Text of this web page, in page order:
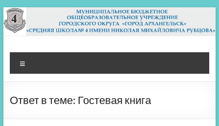
Перейти
к
содержимому
МБОУ СШ 4
Архангельск
Ответ в теме: Гостевая книга